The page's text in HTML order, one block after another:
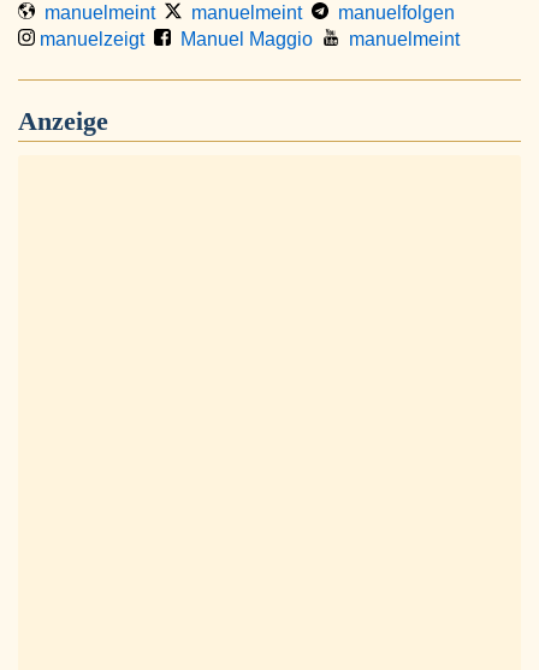
manuelmeint manuelmeint
manuelfolgen
manuelzeigt
Manuel Maggio manuelmeint
Anzeige